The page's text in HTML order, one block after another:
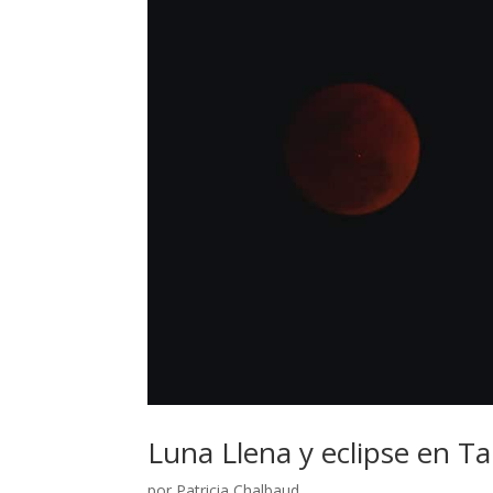
Luna Llena y eclipse en